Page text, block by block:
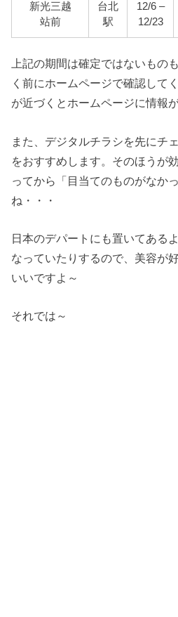
新光三越
站前
台北
駅
12/6 –
12/23
上記の期間は確定ではないもの
く前にホームページで確認して
が近づくとホームページに情報
また、デジタルチラシを先にチ
をおすすめします。そのほうが
ってから「目当てのものがなか
ね・・・
日本のデパートにも置いてある
なっていたりするので、美容が
いいですよ～
それでは～